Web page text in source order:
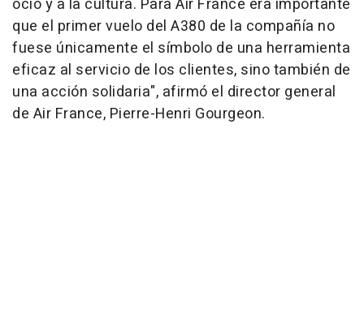
ocio y a la cultura. Para Air France era importante
que el primer vuelo del A380 de la compañía no
fuese únicamente el símbolo de una herramienta
eficaz al servicio de los clientes, sino también de
una acción solidaria", afirmó el director general
de Air France, Pierre-Henri Gourgeon.